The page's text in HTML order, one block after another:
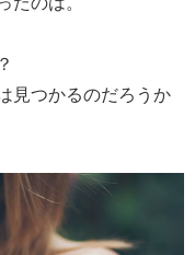
見つかるのだろうか